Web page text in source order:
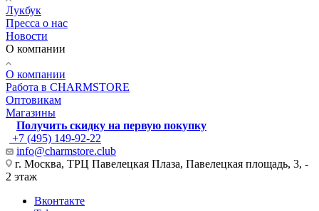
Лукбук
Пресса о нас
Новости
О компании
О компании
Работа в CHARMSTORE
Оптовикам
Магазины
Получить скидку на первую покупку
+7 (495) 149-92-22
info@charmstore.club
г. Москва, ТРЦ Павелецкая Плаза, Павелецкая площадь, 3, -
2 этаж
Вконтакте